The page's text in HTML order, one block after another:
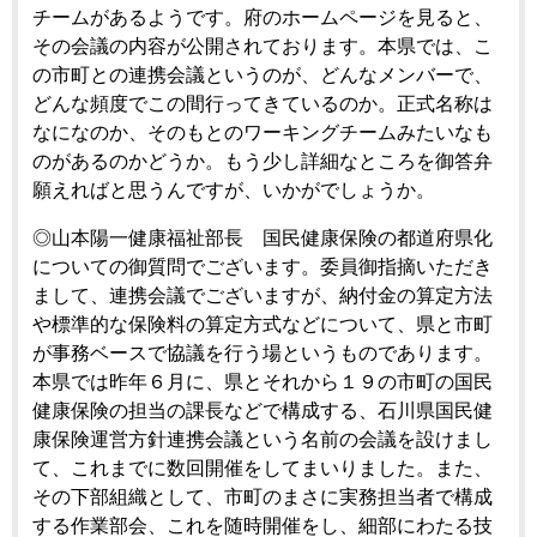
チームがあるようです。府のホームページを見ると、
その会議の内容が公開されております。本県では、こ
の市町との連携会議というのが、どんなメンバーで、
どんな頻度でこの間行ってきているのか。正式名称は
なになのか、そのもとのワーキングチームみたいなも
のがあるのかどうか。もう少し詳細なところを御答弁
願えればと思うんですが、いかがでしょうか。
◎山本陽一健康福祉部長 国民健康保険の都道府県化
についての御質問でございます。委員御指摘いただき
まして、連携会議でございますが、納付金の算定方法
や標準的な保険料の算定方式などについて、県と市町
が事務ベースで協議を行う場というものであります。
本県では昨年６月に、県とそれから１９の市町の国民
健康保険の担当の課長などで構成する、石川県国民健
康保険運営方針連携会議という名前の会議を設けまし
て、これまでに数回開催をしてまいりました。また、
その下部組織として、市町のまさに実務担当者で構成
する作業部会、これを随時開催をし、細部にわたる技